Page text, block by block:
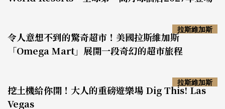
令人意想不到的驚奇超市！美國拉斯維加斯
「Omega Mart」展開一段奇幻的超市旅程
拉斯維加斯
挖土機給你開！大人的重磅遊樂場 Dig This! Las
Vegas
拉斯維加斯